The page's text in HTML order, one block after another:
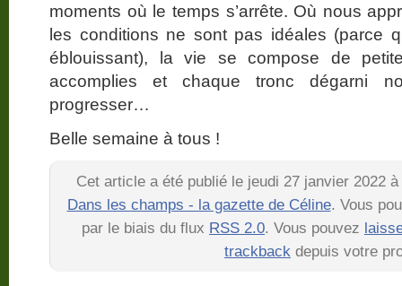
moments où le temps s’arrête. Où nous
les conditions ne sont pas idéales (parce
éblouissant), la vie se compose de
accomplies et chaque tronc dégarni
progresser…
Belle semaine à tous !
Cet article a été publié le jeudi 27 janvier 2022
Dans les champs - la gazette de Céline. Vous
par le biais du flux RSS 2.0. Vous pouvez
trackback depuis votre